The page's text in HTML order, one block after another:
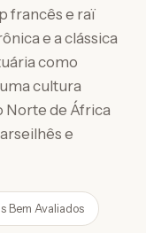
francês e raï
e a clássica
como
cultura
Norte de África
e
Bem Avaliados